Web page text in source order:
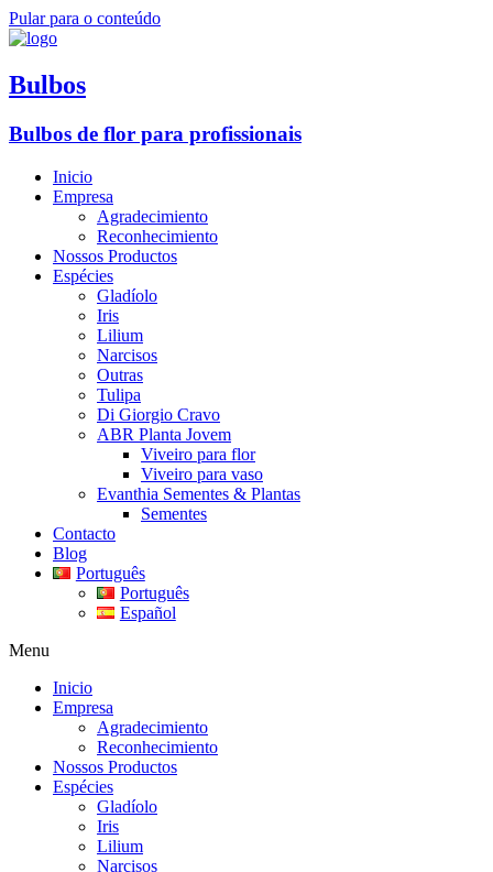
Pular para o conteúdo
Bulbos
Bulbos de flor para profissionais
Inicio
Empresa
Agradecimiento
Reconhecimiento
Nossos Productos
Espécies
Gladíolo
Iris
Lilium
Narcisos
Outras
Tulipa
Di Giorgio Cravo
ABR Planta Jovem
Viveiro para flor
Viveiro para vaso
Evanthia Sementes & Plantas
Sementes
Contacto
Blog
Português
Português
Español
Menu
Inicio
Empresa
Agradecimiento
Reconhecimiento
Nossos Productos
Espécies
Gladíolo
Iris
Lilium
Narcisos